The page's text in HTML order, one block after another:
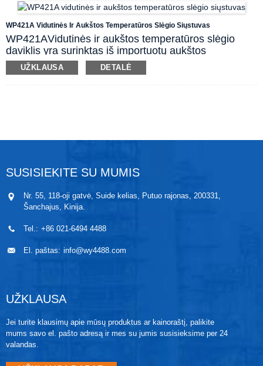
WP421A Vidutinės Ir Aukštos Temperatūros Slėgio Siųstuvas
WP421AVidutinės ir aukštos temperatūros slėgio
daviklis yra surinktas iš importuotų aukštos
temperatūros atsparių jautrių komponentų, o jutiklio
zondas ilgą laiką gali stabiliai veikti esant aukštai 350
didelio efektyvumo šilumos izoliacine medžiaga –
aliuminio silikatu, kuris efektyviai apsaugo nuo
šilumos laidumo ir užtikrina, kad stiprinimo ir
konversijos grandinės dalis veiktų leistinoje
temperatūroje.
UŽKLAUSA DETALĖ
SUSISIEKITE SU MUMIS
Nr. 55, 118-oji gatvė, Suide kelias, Putuo rajonas, 200331,
Šanchajus, Kinija.
Tel.: +86 021-6494 4488
El. paštas: info@wy4488.com
UŽKLAUSA
Jei turite klausimų apie mūsų produktus ar kainoraštį, palikite
mums savo el. pašto adresą ir mes su jumis susisieksime per 24
valandas.